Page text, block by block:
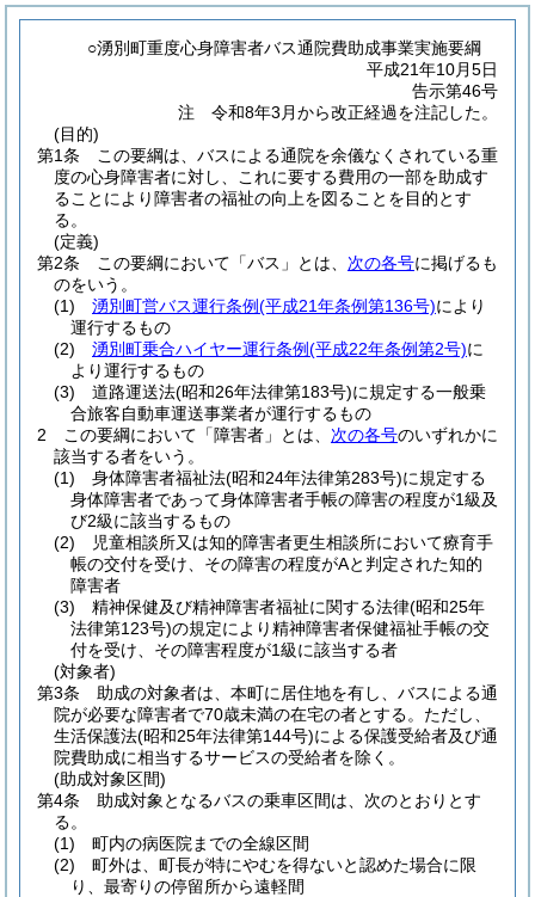
○湧別町重度心身障害者バス通院費助成事業実施要綱
平成21年10月5日
告示第46号
注 令和8年3月から改正経過を注記した。
(目的)
第1条
この要綱は、バスによる通院を余儀なくされている重
度の心身障害者に対し、これに要する費用の一部を助成す
ることにより障害者の福祉の向上を図ることを目的とす
る。
(定義)
第2条
この要綱において「バス」とは、 次の各号に掲げるも
のをいう。
(1)
湧別町営バス運行条例(平成21年条例第136号)により
運行するもの
(2)
湧別町乗合ハイヤー運行条例(平成22年条例第2号)に
より運行するもの
(3)
道路運送法(昭和26年法律第183号)に規定する一般乗
合旅客自動車運送事業者が運行するもの
2
この要綱において「障害者」とは、 次の各号のいずれかに
該当する者をいう。
(1)
身体障害者福祉法(昭和24年法律第283号)に規定する
身体障害者であって身体障害者手帳の障害の程度が1級及
び2級に該当するもの
(2)
児童相談所又は知的障害者更生相談所において療育手
帳の交付を受け、その障害の程度がAと判定された知的
障害者
(3)
精神保健及び精神障害者福祉に関する法律(昭和25年
法律第123号)の規定により精神障害者保健福祉手帳の交
付を受け、その障害程度が1級に該当する者
(対象者)
第3条
助成の対象者は、本町に居住地を有し、バスによる通
院が必要な障害者で70歳未満の在宅の者とする。 ただし、
生活保護法(昭和25年法律第144号)による保護受給者及び通
院費助成に相当するサービスの受給者を除く。
(助成対象区間)
第4条
助成対象となるバスの乗車区間は、次のとおりとす
る。
(1)
町内の病医院までの全線区間
(2)
町外は、町長が特にやむを得ないと認めた場合に限
り、最寄りの停留所から遠軽間